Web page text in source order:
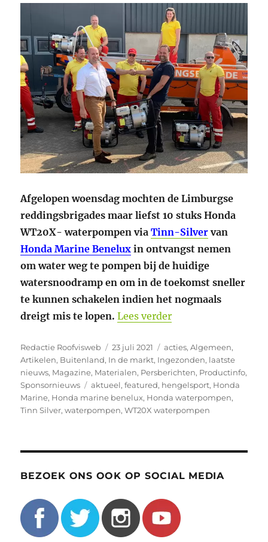
Afgelopen woensdag mochten de Limburgse
reddingsbrigades maar liefst 10 stuks Honda
WT20X- waterpompen viaTinn-Silver van
Honda Marine Benelux in ontvangst nemen
om water weg te pompen bij de huidige
watersnoodramp en om in de toekomst sneller
te kunnen schakelen indien het nogmaals
dreigt mis te lopen. Lees verder“Honda
Auteur
Redactie Roofvisweb
Geplaatst
op
23 juli 2021 Categorieën
acties,Algemeen,
Artikelen, Buitenland, In de markt, Ingezonden, laatste
nieuws, Magazine, Materialen, Persberichten, Productinfo,
Sponsornieuws
Tags
aktueel,featured, hengelsport, Honda
Marine, Honda marine benelux, Honda waterpompen,
Tinn Silver,waterpompen,WT20X waterpompen
BEZOEK ONS OOK OP SOCIAL MEDIA